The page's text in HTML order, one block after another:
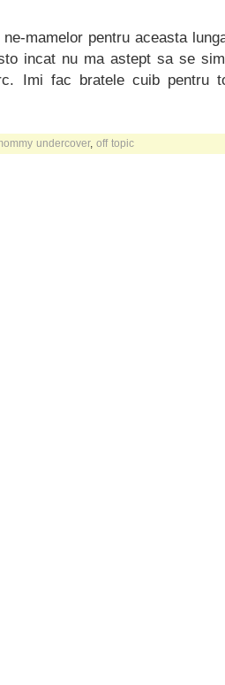
mamelor pentru aceasta
incat nu ma astept sa se
Imi fac bratele cuib pentru
undercover, off topic